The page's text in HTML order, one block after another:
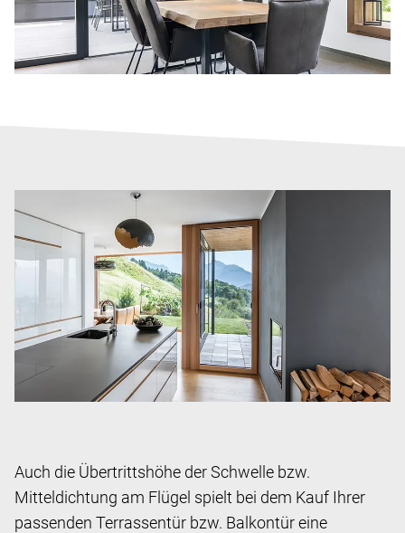
Auch die Übertrittshöhe der Schwelle bzw.
Mitteldichtung am Flügel spielt bei dem Kauf Ihrer
passenden Terrassentür bzw. Balkontür eine